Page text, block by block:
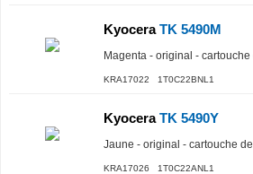
KyoceraTK 5490M
Magenta - original -
KRA17022 1T0C22BNL1
KyoceraTK 5490Y
Jaune - original - cartouche
KRA17026 1T0C22ANL1